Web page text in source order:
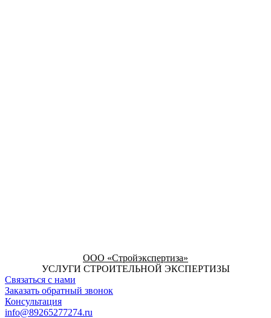
ООО «Стройэкспертиза»
УСЛУГИ СТРОИТЕЛЬНОЙ ЭКСПЕРТИЗЫ
Связаться с нами
Заказать обратный звонок
Консультация
info@89265277274.ru